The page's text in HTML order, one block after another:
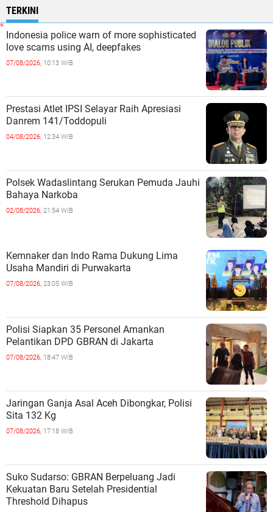
TERKINI
Indonesia police warn of more sophisticated
love scams using AI, deepfakes
07/08/2026, 10:13 WIB
Prestasi Atlet IPSI Selayar Raih Apresiasi
Danrem 141/Toddopuli
04/08/2026, 12:34 WIB
Polsek Wadaslintang Serukan Pemuda Jauhi
Bahaya Narkoba
02/08/2026, 21:54 WIB
Kemnaker dan Indo Rama Dukung Lima
Usaha Mandiri di Purwakarta
07/08/2026, 23:05 WIB
Polisi Siapkan 35 Personel Amankan
Pelantikan DPD GBRAN di Jakarta
07/08/2026, 18:47 WIB
Jaringan Ganja Asal Aceh Dibongkar, Polisi
Sita 132 Kg
07/08/2026, 17:18 WIB
Suko Sudarso: GBRAN Berpeluang Jadi
Kekuatan Baru Setelah Presidential
Threshold Dihapus